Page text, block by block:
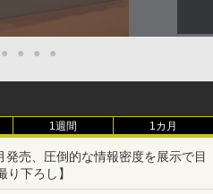
● ● ● ●
1週間 1カ月
発売、圧倒的な情報密度を展示で目
下ろし】